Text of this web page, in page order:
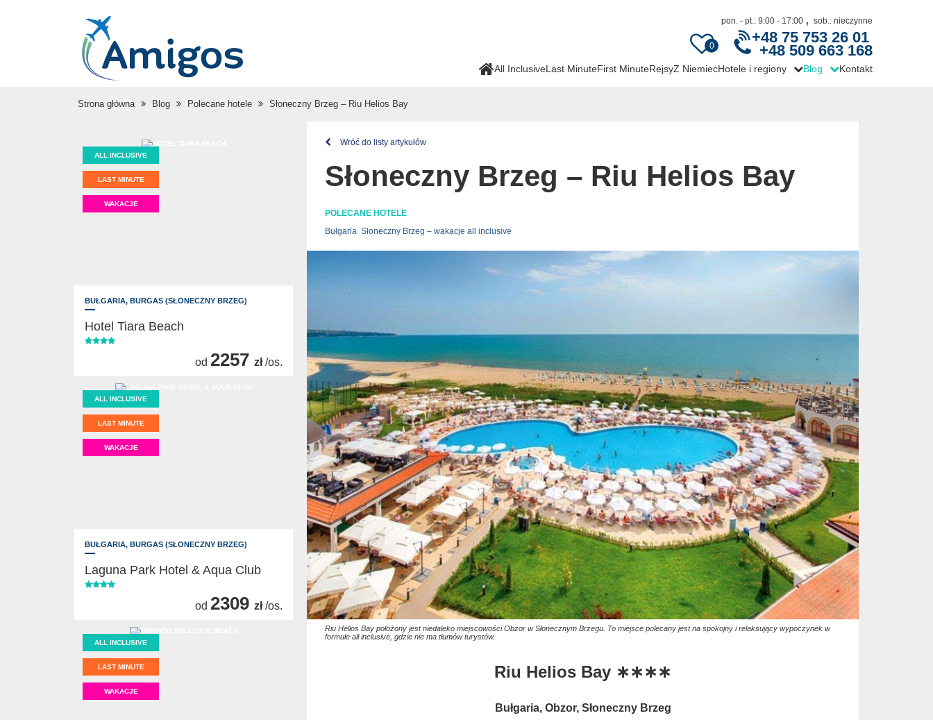
0
pon. - pt.: 9:00 - 17:00 , sob.: nieczynne
+48 75 753 26 01
+48 509 663 168
All InclusiveLast MinuteFirst MinuteRejsyZ NiemiecHotele i regiony Blog Kontakt
Strona główna Blog Polecane hotele Słoneczny Brzeg – Riu Helios Bay
Wróć do listy artykułów
Słoneczny Brzeg – Riu Helios Bay
POLECANE HOTELE
Bułgaria Słoneczny Brzeg – wakacje all inclusive
Riu Helios Bay położony jest niedaleko miejscowości Obzor w Słonecznym Brzegu. To miejsce polecany jest na spokojny i relaksujący wypoczynek w
formule all inclusive, gdzie nie ma tłumów turystów.
Riu Helios Bay ∗∗∗∗
Bułgaria, Obzor, Słoneczny Brzeg
ALL INCLUSIVE
LAST MINUTE
WAKACJE
BUŁGARIA, BURGAS (SŁONECZNY BRZEG)
Hotel Tiara Beach
od 2257 zł /os.
ALL INCLUSIVE
LAST MINUTE
WAKACJE
BUŁGARIA, BURGAS (SŁONECZNY BRZEG)
Laguna Park Hotel & Aqua Club
od 2309 zł /os.
ALL INCLUSIVE
LAST MINUTE
WAKACJE